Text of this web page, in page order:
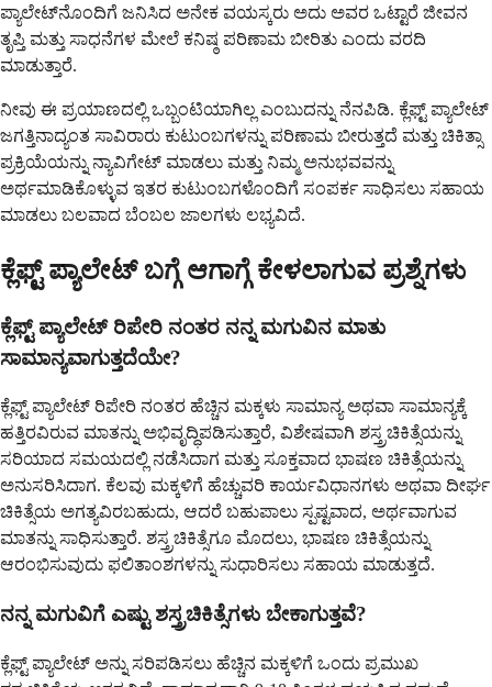
ಪ್ಯಾಲೇಟ್‌ನೊಂದಿಗೆ ಜನಿಸಿದ ಅನೇಕ ವಯಸ್ಕರು ಅದು ಅವರ ಒಟ್ಟಾರೆ ಜೀವನ
ತೃಪ್ತಿ ಮತ್ತು ಸಾಧನೆಗಳ ಮೇಲೆ ಕನಿಷ್ಠ ಪರಿಣಾಮ ಬೀರಿತು ಎಂದು ವರದಿ
ಮಾಡುತ್ತಾರೆ.
ನೀವು ಈ ಪ್ರಯಾಣದಲ್ಲಿ ಒಬ್ಬಂಟಿಯಾಗಿಲ್ಲ ಎಂಬುದನ್ನು ನೆನಪಿಡಿ. ಕ್ಲೆಫ್ಟ್ ಪ್ಯಾಲೇಟ್
ಜಗತ್ತಿನಾದ್ಯಂತ ಸಾವಿರಾರು ಕುಟುಂಬಗಳನ್ನು ಪರಿಣಾಮ ಬೀರುತ್ತದೆ ಮತ್ತು ಚಿಕಿತ್ಸಾ
ಪ್ರಕ್ರಿಯೆಯನ್ನು ನ್ಯಾವಿಗೇಟ್ ಮಾಡಲು ಮತ್ತು ನಿಮ್ಮ ಅನುಭವವನ್ನು
ಅರ್ಥಮಾಡಿಕೊಳ್ಳುವ ಇತರ ಕುಟುಂಬಗಳೊಂದಿಗೆ ಸಂಪರ್ಕ ಸಾಧಿಸಲು ಸಹಾಯ
ಮಾಡಲು ಬಲವಾದ ಬೆಂಬಲ ಜಾಲಗಳು ಲಭ್ಯವಿದೆ.
ಕ್ಲೆಫ್ಟ್ ಪ್ಯಾಲೇಟ್ ಬಗ್ಗೆ ಆಗಾಗ್ಗೆ ಕೇಳಲಾಗುವ ಪ್ರಶ್ನೆಗಳು
ಕ್ಲೆಫ್ಟ್ ಪ್ಯಾಲೇಟ್ ರಿಪೇರಿ ನಂತರ ನನ್ನ ಮಗುವಿನ ಮಾತು
ಸಾಮಾನ್ಯವಾಗುತ್ತದೆಯೇ?
ಕ್ಲೆಫ್ಟ್ ಪ್ಯಾಲೇಟ್ ರಿಪೇರಿ ನಂತರ ಹೆಚ್ಚಿನ ಮಕ್ಕಳು ಸಾಮಾನ್ಯ ಅಥವಾ ಸಾಮಾನ್ಯಕ್ಕೆ
ಹತ್ತಿರವಿರುವ ಮಾತನ್ನು ಅಭಿವೃದ್ಧಿಪಡಿಸುತ್ತಾರೆ, ವಿಶೇಷವಾಗಿ ಶಸ್ತ್ರಚಿಕಿತ್ಸೆಯನ್ನು
ಸರಿಯಾದ ಸಮಯದಲ್ಲಿ ನಡೆಸಿದಾಗ ಮತ್ತು ಸೂಕ್ತವಾದ ಭಾಷಣ ಚಿಕಿತ್ಸೆಯನ್ನು
ಅನುಸರಿಸಿದಾಗ. ಕೆಲವು ಮಕ್ಕಳಿಗೆ ಹೆಚ್ಚುವರಿ ಕಾರ್ಯವಿಧಾನಗಳು ಅಥವಾ ದೀರ್ಘ
ಚಿಕಿತ್ಸೆಯ ಅಗತ್ಯವಿರಬಹುದು, ಆದರೆ ಬಹುಪಾಲು ಸ್ಪಷ್ಟವಾದ, ಅರ್ಥವಾಗುವ
ಮಾತನ್ನು ಸಾಧಿಸುತ್ತಾರೆ. ಶಸ್ತ್ರಚಿಕಿತ್ಸೆಗೂ ಮೊದಲು, ಭಾಷಣ ಚಿಕಿತ್ಸೆಯನ್ನು
ಆರಂಭಿಸುವುದು ಫಲಿತಾಂಶಗಳನ್ನು ಸುಧಾರಿಸಲು ಸಹಾಯ ಮಾಡುತ್ತದೆ.
ನನ್ನ ಮಗುವಿಗೆ ಎಷ್ಟು ಶಸ್ತ್ರಚಿಕಿತ್ಸೆಗಳು ಬೇಕಾಗುತ್ತವೆ?
ಕ್ಲೆಫ್ಟ್ ಪ್ಯಾಲೇಟ್ ಅನ್ನು ಸರಿಪಡಿಸಲು ಹೆಚ್ಚಿನ ಮಕ್ಕಳಿಗೆ ಒಂದು ಪ್ರಮುಖ